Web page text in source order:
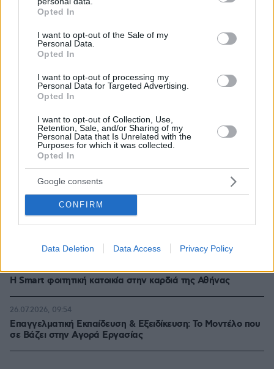
grant or deny consent to Google and its third-party tags to
use your data for below specified purposes in below Google
consent section.
Opted In
I want to opt-out of the Sale of my
Personal Data.
Opted In
I want to opt-out of processing my
Personal Data for Targeted Advertising.
Opted In
I want to opt-out of Collection, Use,
Retention, Sale, and/or Sharing of my
Personal Data that Is Unrelated with the
Purposes for which it was collected.
Opted In
Google consents
CONFIRM
Data Deletion Data Access Privacy Policy
27.07.2026, 06:00
Η Smart φοιτητική κατοικία στην καρδιά της Αθήνας
Επαγγελματική Εκπαίδευση & Εξειδίκευση: Το Mοντέλο που
σε Bάζει στην Aγορά Eργασίας
26.07.2026, 09:54